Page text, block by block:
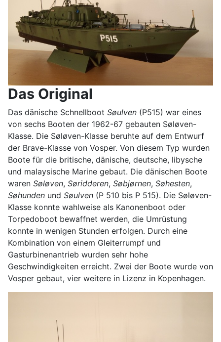
Das Original
Das dänische Schnellboot Søulven (P515) war eines
von sechs Booten der 1962-67 gebauten Søløven-
Klasse. Die Søløven-Klasse beruhte auf dem Entwurf
der Brave-Klasse von Vosper. Von diesem Typ wurden
Boote für die britische, dänische, deutsche, libysche
und malaysische Marine gebaut. Die dänischen Boote
waren Søløven, Søridderen, Søbjørnen, Søhesten,
Søhunden und Søulven (P 510 bis P 515). Die Søløven-
Klasse konnte wahlweise als Kanonenboot oder
Torpedoboot bewaffnet werden, die Umrüstung
konnte in wenigen Stunden erfolgen. Durch eine
Kombination von einem Gleiterrumpf und
Gasturbinenantrieb wurden sehr hohe
Geschwindigkeiten erreicht. Zwei der Boote wurde von
Vosper gebaut, vier weitere in Lizenz in Kopenhagen.